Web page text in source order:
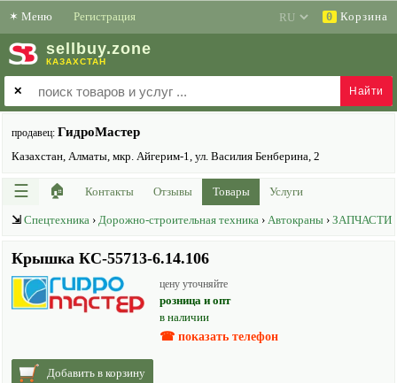
✶ Меню Регистрация 0 Корзина
sell buy.zone
КАЗАХСТАН
✕
продавец: ГидроМастер
Казахстан, Алматы, мкр. Айгерим-1, ул. Василия Бенберина, 2
☰ 🏠 Контакты Отзывы Товары Услуги
⇲ Спецтехника › Дорожно-строительная техника › Автокраны › ЗАПЧАСТИ
Крышка КС-55713-6.14.106
цену уточняйте
розница и опт
в наличии
☎ показать телефон
Добавить в корзину